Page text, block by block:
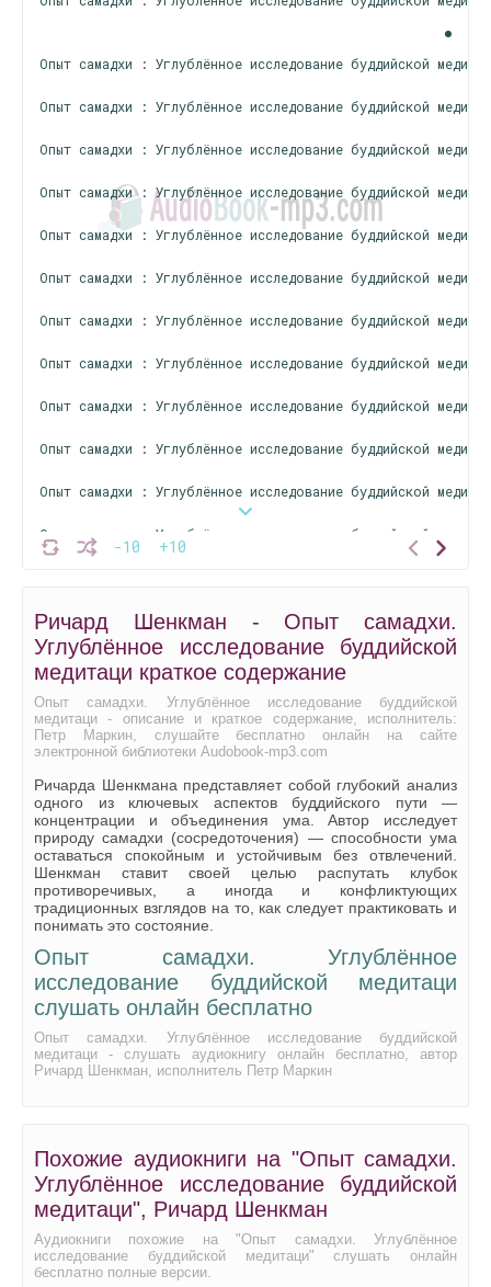
-10 +10
Опыт самадхи : Углублённое исследование буддийской
Опыт самадхи : Углублённое исследование буддийской
Опыт самадхи : Углублённое исследование буддийской
Опыт самадхи : Углублённое исследование буддийской
Опыт самадхи : Углублённое исследование буддийской
Опыт самадхи : Углублённое исследование буддийской
Опыт самадхи : Углублённое исследование буддийской
Опыт самадхи : Углублённое исследование буддийской
Опыт самадхи : Углублённое исследование буддийской
Опыт самадхи : Углублённое исследование буддийской
Опыт самадхи : Углублённое исследование буддийской
Опыт самадхи : Углублённое исследование буддийской
Опыт самадхи : Углублённое исследование буддийской
Опыт самадхи : Углублённое исследование буддийской
Ричард Шенкман - Опыт самадхи.
Углублённое исследование буддийской
медитаци краткое содержание
Опыт самадхи. Углублённое исследование буддийской
медитаци - описание и краткое содержание, исполнитель:
Петр Маркин, слушайте бесплатно онлайн на сайте
электронной библиотеки Audobook-mp3.com
Ричарда Шенкмана представляет собой глубокий анализ
одного из ключевых аспектов буддийского пути —
концентрации и объединения ума. Автор исследует
природу самадхи (сосредоточения) — способности ума
оставаться спокойным и устойчивым без отвлечений.
Шенкман ставит своей целью распутать клубок
противоречивых, а иногда и конфликтующих
традиционных взглядов на то, как следует практиковать и
понимать это состояние.
Опыт самадхи. Углублённое
исследование буддийской медитаци
слушать онлайн бесплатно
Опыт самадхи. Углублённое исследование буддийской
медитаци - слушать аудиокнигу онлайн бесплатно, автор
Ричард Шенкман, исполнитель Петр Маркин
Похожие аудиокниги на "Опыт самадхи.
Углублённое исследование буддийской
медитаци", Ричард Шенкман
Аудиокниги похожие на "Опыт самадхи. Углублённое
исследование буддийской медитаци" слушать онлайн
бесплатно полные версии.